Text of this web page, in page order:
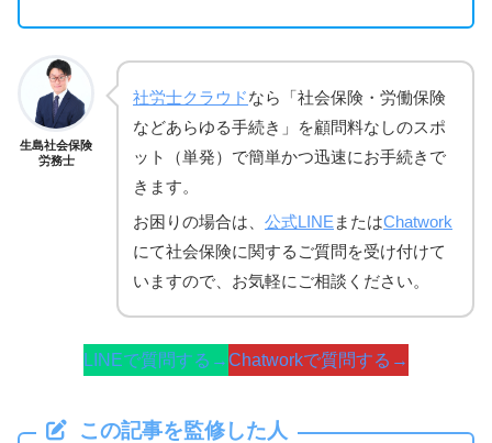
生島社会保険
労務士
社労士クラウドなら「社会保険・労働保険
などあらゆる手続き」を顧問料なしのスポ
ット（単発）で簡単かつ迅速にお手続きで
きます。
お困りの場合は、 公式LINEまたはChatwork
にて社会保険に関するご質問を受け付けて
いますので、お気軽にご相談ください。
LINEで質問する→Chatworkで質問する→
この記事を監修した人